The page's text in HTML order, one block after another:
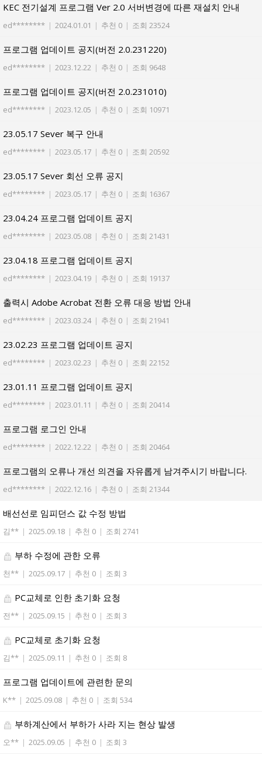
KEC 전기설계 프로그램 Ver 2.0 서버변경에 따른 재설치 안내
ed******** | 2024.01.01 | 추천 0 | 조회 23524
프로그램 업데이트 공지(버전 2.0.231220)
ed******** | 2023.12.22 | 추천 0 | 조회 9648
프로그램 업데이트 공지(버전 2.0.231010)
ed******** | 2023.12.05 | 추천 0 | 조회 10971
23.05.17 Sever 복구 안내
ed******** | 2023.05.17 | 추천 0 | 조회 20592
23.05.17 Sever 회선 오류 공지
ed******** | 2023.05.17 | 추천 0 | 조회 16367
23.04.24 프로그램 업데이트 공지
ed******** | 2023.05.08 | 추천 0 | 조회 21431
23.04.18 프로그램 업데이트 공지
ed******** | 2023.04.19 | 추천 0 | 조회 19137
출력시 Adobe Acrobat 전환 오류 대응 방법 안내
ed******** | 2023.03.24 | 추천 0 | 조회 21941
23.02.23 프로그램 업데이트 공지
ed******** | 2023.02.23 | 추천 0 | 조회 22152
23.01.11 프로그램 업데이트 공지
ed******** | 2023.01.11 | 추천 0 | 조회 20414
프로그램 로그인 안내
ed******** | 2022.12.22 | 추천 0 | 조회 20464
프로그램의 오류나 개선 의견을 자유롭게 남겨주시기 바랍니다.
ed******** | 2022.12.16 | 추천 0 | 조회 21344
배선선로 임피던스 값 수정 방법
김** | 2025.09.18 | 추천 0 | 조회 2741
부하 수정에 관한 오류
천** | 2025.09.17 | 추천 0 | 조회 3
PC교체로 인한 초기화 요청
전** | 2025.09.15 | 추천 0 | 조회 3
PC교체로 초기화 요청
김** | 2025.09.11 | 추천 0 | 조회 8
프로그램 업데이트에 관련한 문의
K** | 2025.09.08 | 추천 0 | 조회 534
부하계산에서 부하가 사라 지는 현상 발생
오** | 2025.09.05 | 추천 0 | 조회 3